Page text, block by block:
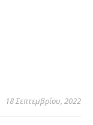
18 Σεπτεμβρίου, 2022